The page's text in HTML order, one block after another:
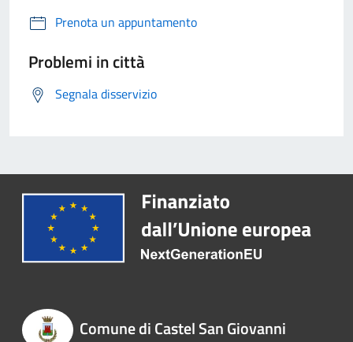
Prenota un appuntamento
Problemi in città
Segnala disservizio
Comune di Castel San Giovanni